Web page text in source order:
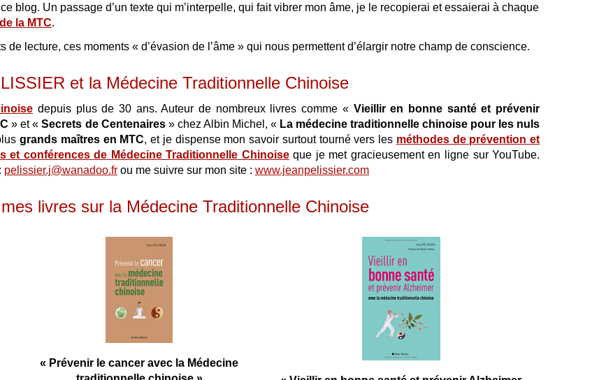
ce blog. Un passage d’un texte qui m’interpelle, qui fait vibrer mon âme, je le recopierai et essaierai à chaque
la MTC.
lecture, ces moments « d’évasion de l’âme » qui nous permettent d’élargir notre champ de conscience.
et la Médecine Traditionnelle Chinoise
depuis plus de 30 ans. Auteur de nombreux livres comme « Vieillir en bonne santé et prévenir
» et «Secrets de Centenaires» chez Albin Michel, « La médecine traditionnelle chinoise pour les nuls
grands maîtres en MTC, et je dispense mon savoir surtout tourné vers les méthodes de prévention et
et conférences de Médecine Traditionnelle Chinoiseque je met gracieusement en ligne sur YouTube.
pelissier.j@wanadoo.fr ou me suivre sur mon site : www.jeanpelissier.com
livres sur la Médecine Traditionnelle Chinoise
« Prévenir le cancer avec la Médecine